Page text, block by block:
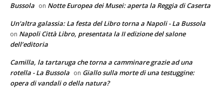
Bussola on Notte Europea dei Musei: aperta la Reggia di Caserta
Un'altra galassia: La festa del Libro torna a Napoli - La Bussola
on Napoli Città Libro, presentata la II edizione del salone
dell’editoria
Camilla, la tartaruga che torna a camminare grazie ad una
rotella - La Bussola on Giallo sulla morte di una testuggine:
opera di vandali o della natura?